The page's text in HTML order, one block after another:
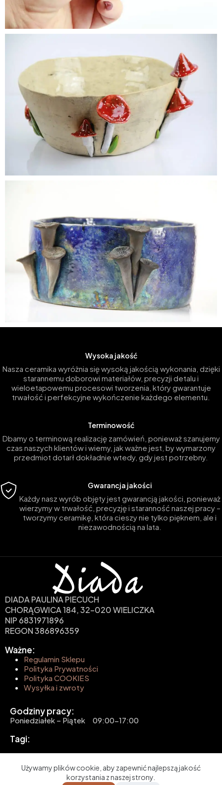
Używamy plików cookie, aby zapewnić najlepszą jakość
korzystania z naszej strony.
Wysoka jakość
Nasza ceramika wyróżnia się wysoką jakością wykonania, dzięki
starannemu doborowi materiałów, precyzji detalu i
wieloetapowemu procesowi tworzenia, który gwarantuje
trwałość i perfekcyjne wykończenie każdego elementu.
Terminowość
Dbamy o terminową realizację zamówień, ponieważ szanujemy
czas naszych klientów i wiemy, jak ważne jest, by wymarzony
przedmiot dotarł dokładnie wtedy, gdy jest potrzebny.
Gwarancja jakości
Każdy nasz wyrób objęty jest gwarancją jakości, ponieważ
wierzymy w trwałość, precyzję i staranność naszej pracy –
tworzymy ceramikę, która cieszy nie tylko pięknem, ale i
niezawodnością na lata.
DIADA PAULINA PIECUCH
CHORĄGWICA 184, 32-020 WIELICZKA
NIP 6831971896
REGON 386896359
Ważne:
Regulamin Sklepu
Polityka Prywatności
Polityka COOKIES
Wysyłka i zwroty
Godziny pracy:
Poniedziałek – Piątek 09:00-17:00
Tagi:
2KM